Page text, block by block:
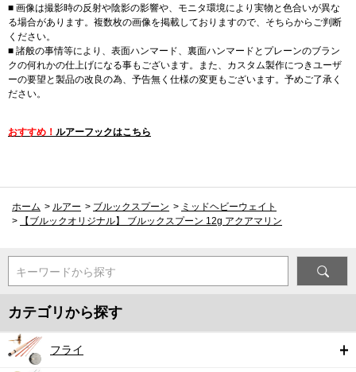
■ 画像は撮影時の反射や陰影の影響や、モニタ環境により実物と色合いが異な
る場合があります。複数枚の画像を掲載しておりますので、そちらからご判断
ください。
■ 諸般の事情等により、表面ハンマード、裏面ハンマードとプレーンのブラン
クの何れかの仕上げになる事もございます。また、カスタム製作につきユーザ
ーの要望と製品の改良の為、予告無く仕様の変更もございます。予めご了承く
ださい。
おすすめ！ ルアーフックはこちら
ホーム > ルアー > ブルックスプーン > ミッドヘビーウェイト
>
【ブルックオリジナル】 ブルックスプーン 12g アクアマリン
キーワードから探す
カテゴリから探す
フライ